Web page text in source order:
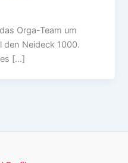
Orga-Team um
den Neideck 1000.
es […]